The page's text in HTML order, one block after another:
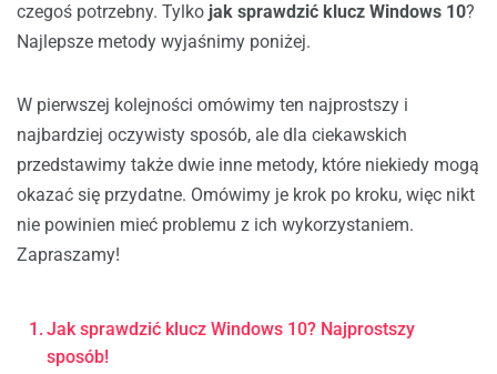
czegoś potrzebny. Tylko jak sprawdzić klucz Windows 10?
Najlepsze metody wyjaśnimy poniżej.
W pierwszej kolejności omówimy ten najprostszy i
najbardziej oczywisty sposób, ale dla ciekawskich
przedstawimy także dwie inne metody, które niekiedy mogą
okazać się przydatne. Omówimy je krok po kroku, więc nikt
nie powinien mieć problemu z ich wykorzystaniem.
Zapraszamy!
Jak sprawdzić klucz Windows 10? Najprostszy
sposób!